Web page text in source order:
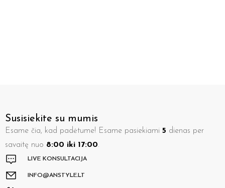
Susisiekite su mumis
Esame čia, kad padėtume! Esame pasiekiami 5 dienas per
savaitę nuo 8:00 iki 17:00.
LIVE KONSULTACIJA
INFO@ANSTYLE.LT